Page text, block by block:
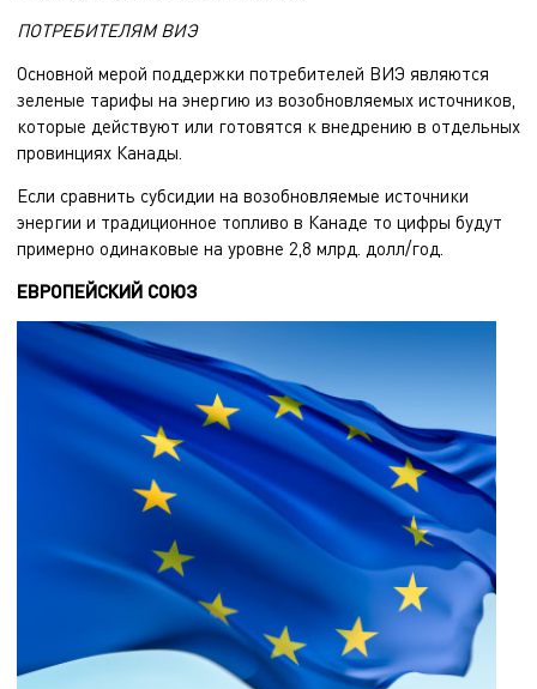
ПОТРЕБИТЕЛЯМ ВИЭ
Основной мерой поддержки потребителей ВИЭ являются
зеленые тарифы на энергию из возобновляемых источников,
которые действуют или готовятся к внедрению в отдельных
провинциях Канады.
Если сравнить субсидии на возобновляемые источники
энергии и традиционное топливо в Канаде то цифры будут
примерно одинаковые на уровне 2,8 млрд. долл/год.
ЕВРОПЕЙСКИЙ СОЮЗ